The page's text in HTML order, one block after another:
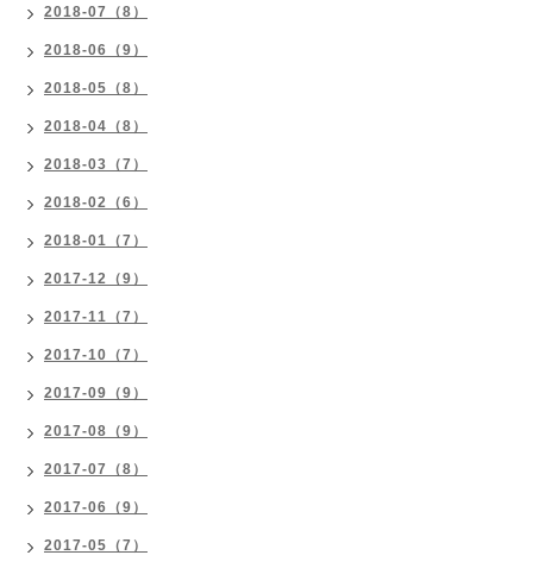
2018-07（8）
2018-06（9）
2018-05（8）
2018-04（8）
2018-03（7）
2018-02（6）
2018-01（7）
2017-12（9）
2017-11（7）
2017-10（7）
2017-09（9）
2017-08（9）
2017-07（8）
2017-06（9）
2017-05（7）